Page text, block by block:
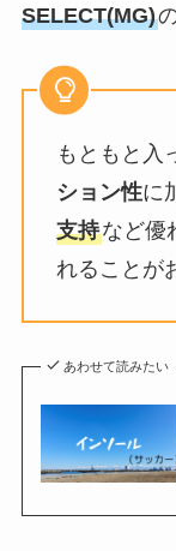
SELECT(MG)
もともと入
ション性に
支持など優
れることが
あわせて読みたい